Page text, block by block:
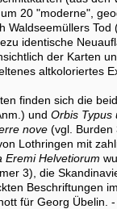
20 "moderne",
Waldseemüllers
identische
der Karten
altkoloriertes
finden sich die
und Orbis Typus
nove (vgl. Burden
Lothringen mit
Eremi Helvetiorum
3), die
Beschriftungen
für Georg Übelin.